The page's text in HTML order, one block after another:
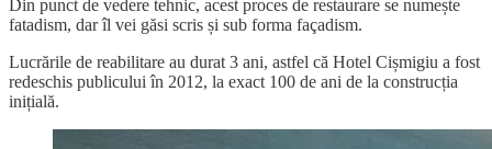
Din punct de vedere tehnic, acest proces de restaurare se numește
fatadism, dar îl vei găsi scris și sub forma façadism.
Lucrările de reabilitare au durat 3 ani, astfel că Hotel Cișmigiu a fost
redeschis publicului în 2012, la exact 100 de ani de la construcția
inițială.